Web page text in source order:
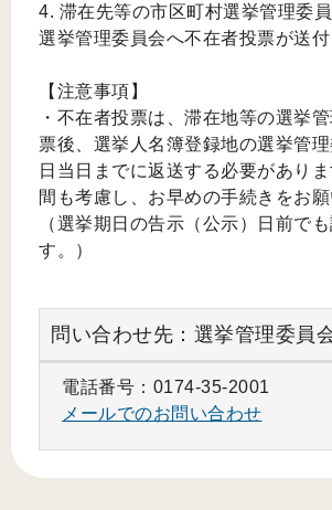
4. 滞在先等の市区町村選挙管理委
選挙管理委員会へ不在者投票が送付
【注意事項】
・不在者投票は、滞在地等の選挙
票後、選挙人名簿登録地の選挙管
日当日までに返送する必要があり
間も考慮し、お早めの手続きをお願
（選挙期日の告示（公示）日前で
す。）
問い合わせ先：選挙管理委員
電話番号：0174-35-2001
メールでのお問い合わせ